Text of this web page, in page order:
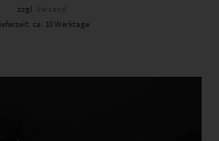
zzgl. Versand
ca. 10 Werktage
Dieses Produkt weist mehrere Varianten auf. Die Optionen können auf der Produktseite gewählt werden